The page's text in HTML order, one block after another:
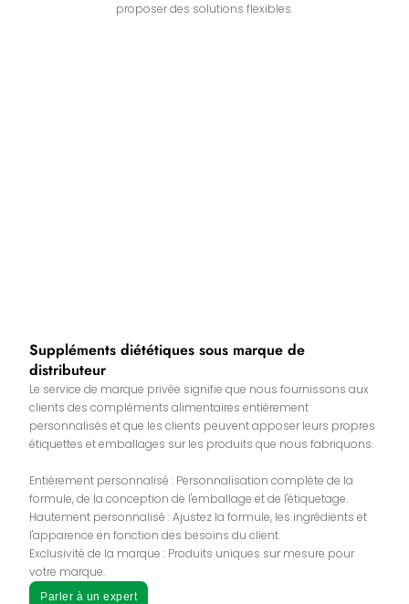
proposer des solutions flexibles.
Suppléments diététiques sous marque de
distributeur
Le service de marque privée signifie que nous fournissons aux
clients des compléments alimentaires entièrement
personnalisés et que les clients peuvent apposer leurs propres
étiquettes et emballages sur les produits que nous fabriquons.
Entièrement personnalisé : Personnalisation complète de la
formule, de la conception de l'emballage et de l'étiquetage.
Hautement personnalisé : Ajustez la formule, les ingrédients et
l'apparence en fonction des besoins du client.
Exclusivité de la marque : Produits uniques sur mesure pour
votre marque.
Parler à un expert